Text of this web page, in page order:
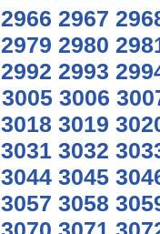
2966 2967
2979 2980
2992 2993
3005 3006
3018 3019
3031 3032
3044 3045
3057 3058